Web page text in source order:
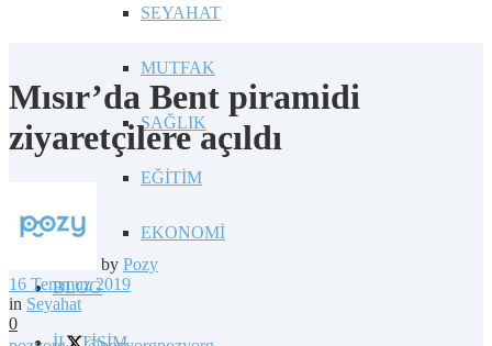
SEYAHAT
MUTFAK
SAĞLIK
EĞİTİM
EKONOMİ
BLOG
İLETİŞİM
Mısır’da Bent piramidi
ziyaretçilere açıldı
by Pozy
16 Temmuz 2019
in Seyahat
0